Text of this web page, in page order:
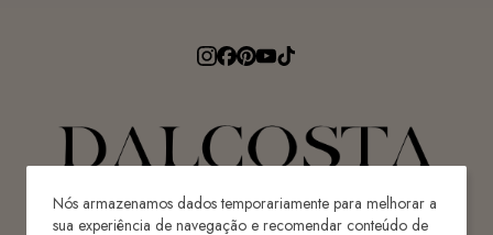
Nós armazenamos dados temporariamente para melhorar a
sua experiência de navegação e recomendar conteúdo de